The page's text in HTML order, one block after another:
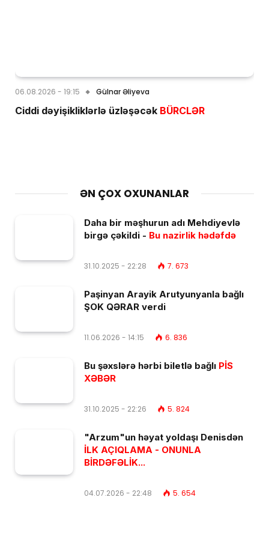
06.08.2026 - 19:15 Gülnar Əliyeva
Ciddi dəyişikliklərlə üzləşəcək BÜRCLƏR
ƏN ÇOX OXUNANLAR
Daha bir məşhurun adı Mehdiyevlə
birgə çəkildi - Bu nazirlik hədəfdə
31.10.2025 - 22:28 7. 673
Paşinyan Arayik Arutyunyanla bağlı
ŞOK QƏRAR verdi
11.06.2026 - 14:15 6. 836
Bu şəxslərə hərbi biletlə bağlı PİS
XƏBƏR
31.10.2025 - 22:26 5. 824
"Arzum"un həyat yoldaşı Denisdən
İLK AÇIQLAMA - ONUNLA
BİRDƏFƏLİK...
04.07.2026 - 22:48 5. 654